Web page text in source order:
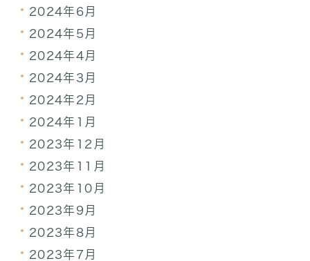
2024年6月
2024年5月
2024年4月
2024年3月
2024年2月
2024年1月
2023年12月
2023年11月
2023年10月
2023年9月
2023年8月
2023年7月